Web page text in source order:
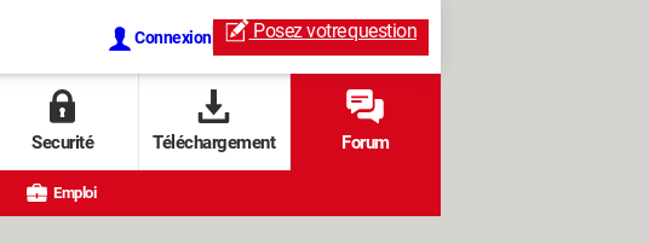
Connexion Posez votrequestion
Securité Téléchargement Forum
Emploi